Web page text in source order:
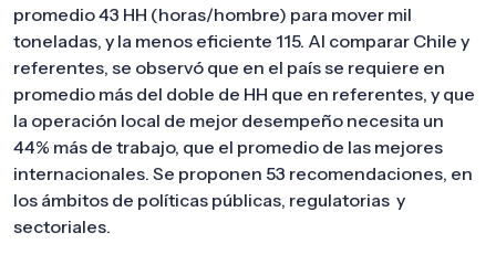
promedio 43 HH (horas/hombre) para mover mil
toneladas, y la menos eficiente 115. Al comparar Chile y
referentes, se observó que en el país se requiere en
promedio más del doble de HH que en referentes, y que
la operación local de mejor desempeño necesita un
44% más de trabajo, que el promedio de las mejores
internacionales. Se proponen 53 recomendaciones, en
los ámbitos de políticas públicas, regulatorias y
sectoriales.